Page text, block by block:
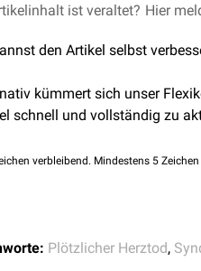
ist veraltet? Hier
den Artikel selbst
kümmert sich unser
schnell und vollständig zu
verbleibend. Mindestens 5
Plötzlicher Herztod,